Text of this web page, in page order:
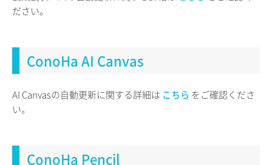
ださい。
ConoHa AI Canvas
AI Canvasの自動更新に関する詳細は こちら をご確認くださ
い。
ConoHa Pencil